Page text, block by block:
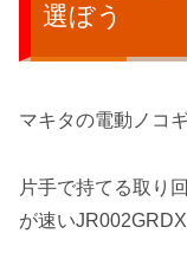
選ぼう
マキタの電動ノコ
片手で持てる取り
が速いJR002GRDX